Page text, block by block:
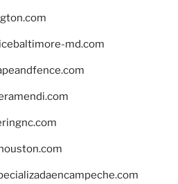
md.com